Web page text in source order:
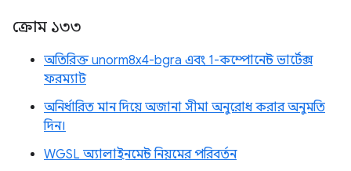
ক্রোম ১৩৩
অতিরিক্ত unorm8x4-bgra এবং 1-কম্পোনেন্ট ভার্টেক্স
ফরম্যাট
অনির্ধারিত মান দিয়ে অজানা সীমা অনুরোধ করার অনুমতি
দিন।
WGSL অ্যালাইনমেন্ট নিয়মের পরিবর্তন